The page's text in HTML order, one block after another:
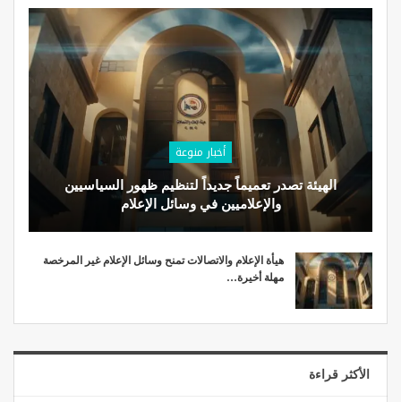
أخبار منوعة
الهيئة تصدر تعميماً جديداً لتنظيم ظهور السياسيين
والإعلاميين في وسائل الإعلام
هيأة الإعلام والاتصالات تمنح وسائل الإعلام غير المرخصة
مهلة أخيرة…
الأكثر قراءة